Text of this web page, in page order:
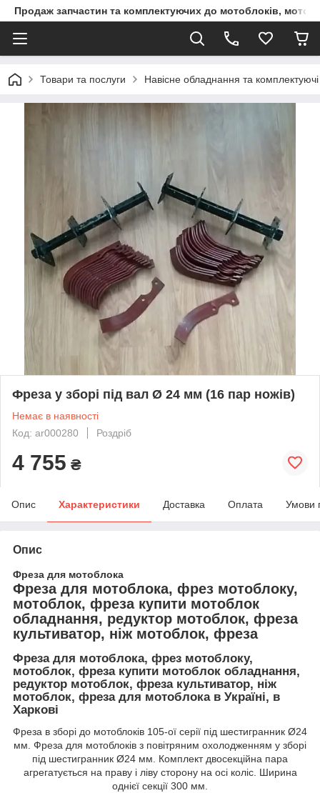
Продаж запчастин та комплектуючих до мотоблоків,
Товари та послуги Навісне обладнання та
Фреза у зборі під вал Ø 24 мм (16 пар ножів)
Немає в наявності
Код: ar000280
Роздріб
4 755 ₴
Опис Характеристики Доставка Оплата Умови
Опис
Фреза для мотоблока
Фреза для мотоблока, фрез мотоблоку,
мотоблок, фреза купити мотоблок
обладнання, редуктор мотоблок, фреза
культиватор, ніж мотоблок, фреза
Фреза для мотоблока, фрез мотоблоку,
мотоблок, фреза купити мотоблок обладнання,
редуктор мотоблок, фреза культиватор, ніж
мотоблок, фреза для мотоблока в Україні, в
Харкові
Фреза в зборі до мотоблоків 105-ої серії під шестигранник Ø24
мм. Фреза для мотоблоків з повітряним охолодженням у зборі
під шестигранник Ø24 мм. Комплект двосекційна пара
агрегатується на праву і ліву сторону на осі коліс. Ширина
однієї секції 300 мм.